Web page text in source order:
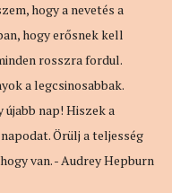
hogy a nevetés a
hogy erősnek kell
rosszra fordul.
a legcsinosabbak.
újabb nap! Hiszek a
Örülj a teljesség
van. - Audrey Hepburn